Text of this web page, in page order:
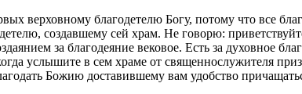
верховному благодетелю Богу, потому что все
создавшему сей храм. Не говорю:
за благодеяние вековое. Есть за духовное
услышите в сем храме от священнослужителя
Божию доставившему вам удобство